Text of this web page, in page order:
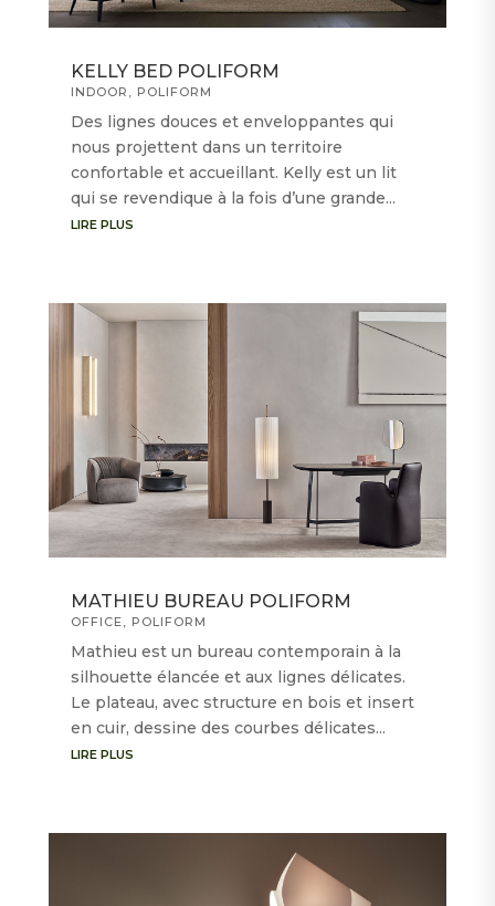
KELLY BED POLIFORM
INDOOR , POLIFORM
Des lignes douces et enveloppantes qui
nous projettent dans un territoire
confortable et accueillant. Kelly est un lit
qui se revendique à la fois d’une grande...
LIRE PLUS
MATHIEU BUREAU POLIFORM
OFFICE, POLIFORM
Mathieu est un bureau contemporain à la
silhouette élancée et aux lignes délicates.
Le plateau, avec structure en bois et insert
en cuir, dessine des courbes délicates...
LIRE PLUS